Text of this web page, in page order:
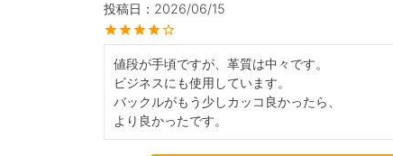
投稿日
2026/06/15
値段が手頃ですが、革質は中々です。
ビジネスにも使用しています。
バックルがもう少しカッコ良かったら、
より良かったです。